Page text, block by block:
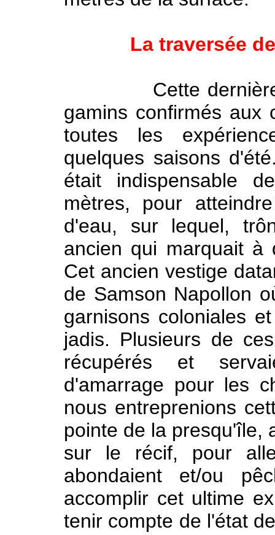
La traversée
Cette dernière
gamins confirmés aux
toutes les
quelques saisons
était indispensable
mètres, pour
d'eau, sur lequel,
ancien qui marquait à
Cet ancien vestige
de Samson Napollon
garnisons coloniales
jadis. Plusieurs de
récupérés et
d'amarrage pour les
nous entreprenions
pointe de la presqu'île,
sur le récif, pour
abondaient et/ou
accomplir cet ultime
tenir compte de l'état